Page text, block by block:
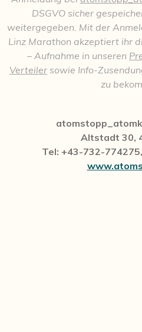
DSGVO sicher
weitergegeben. Mit der
Linz Marathon akzeptiert ihr
– Aufnahme in unseren
Verteiler sowie Info-
zu
Altstadt 30,
Tel: +43-732-